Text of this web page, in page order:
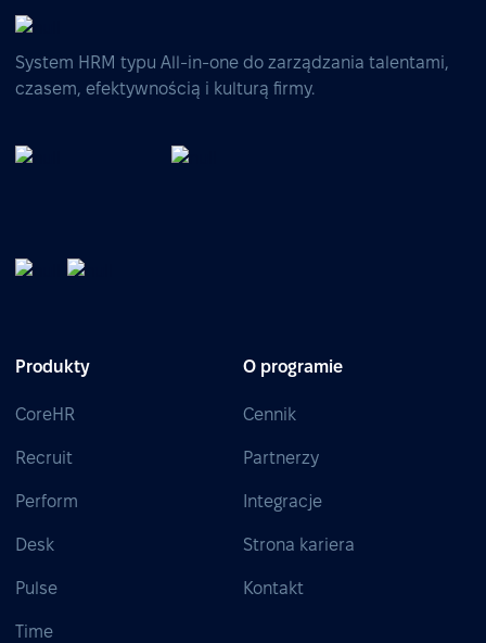
System HRM typu All-in-one do zarządzania talentami,
czasem, efektywnością i kulturą firmy.
Produkty
CoreHR
Recruit
Perform
Desk
Pulse
Time
O programie
Cennik
Partnerzy
Integracje
Strona kariera
Kontakt